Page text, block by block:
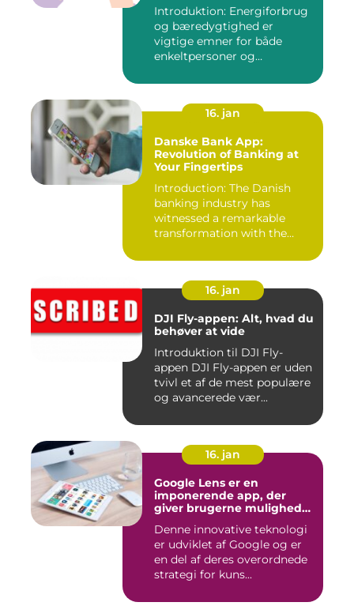
Introduktion: Energiforbrug
og bæredygtighed er
vigtige emner for både
enkeltpersoner og
16. jan
Danske Bank App:
Revolution of Banking at
Your Fingertips
Introduction: The Danish
banking industry has
witnessed a remarkable
transformation with the
16. jan
DJI Fly-appen: Alt, hvad du
behøver at vide
Introduktion til DJI Fly-
appen DJI Fly-appen er uden
tvivl et af de mest populære
og avancerede vær...
16. jan
Google Lens er en
imponerende app, der
giver brugerne mulighed
om de ting, de ser, ved blot
at bruge kameraet på
deres smartphone
Denne innovative teknologi
er udviklet af Google og er
en del af deres overordnede
strategi for kuns...